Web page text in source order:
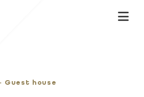
Guest house